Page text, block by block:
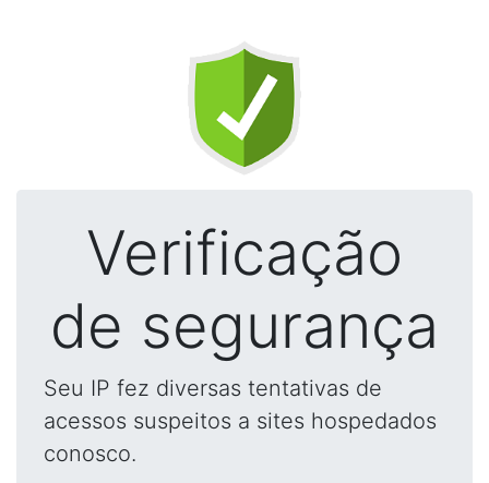
Verificação
de segurança
Seu IP fez diversas tentativas de
acessos suspeitos a sites hospedados
conosco.